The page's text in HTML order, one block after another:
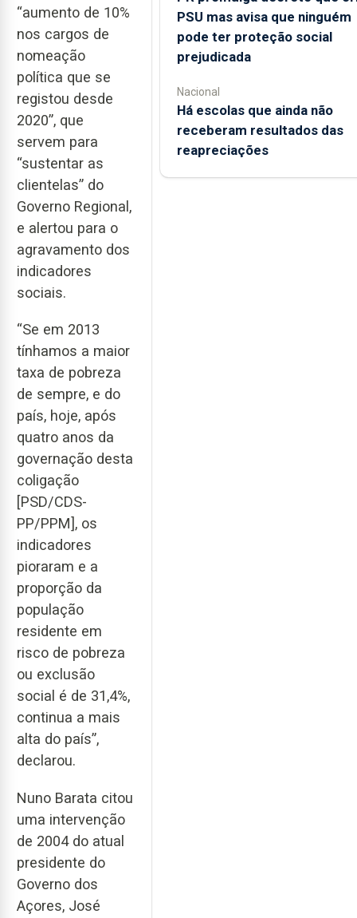
“aumento de 10%
nos cargos de
nomeação
política que se
registou desde
2020”, que
servem para
“sustentar as
clientelas” do
Governo Regional,
e alertou para o
agravamento dos
indicadores
sociais.
“Se em 2013
tínhamos a maior
taxa de pobreza
de sempre, e do
país, hoje, após
quatro anos da
governação desta
coligação
[PSD/CDS-
PP/PPM], os
indicadores
pioraram e a
proporção da
população
residente em
risco de pobreza
ou exclusão
social é de 31,4%,
continua a mais
alta do país”,
declarou.
Nuno Barata citou
uma intervenção
de 2004 do atual
presidente do
Governo dos
Açores, José
PSU mas avisa que ninguém
pode ter proteção social
prejudicada
Nacional
Há escolas que ainda não
receberam resultados das
reapreciações